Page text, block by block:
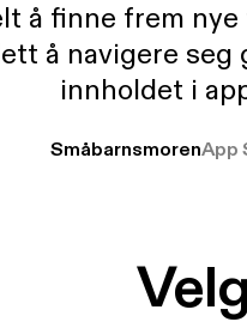
å finne frem
å navigere seg
innholdet i
SmåbarnsmorenApp